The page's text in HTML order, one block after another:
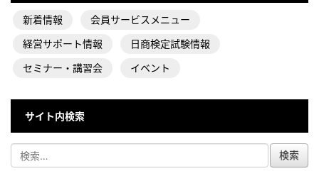
新着情報
会員サービスメニュー
経営サポート情報
日商検定試験情報
セミナー・講習会
イベント
サイト内検索